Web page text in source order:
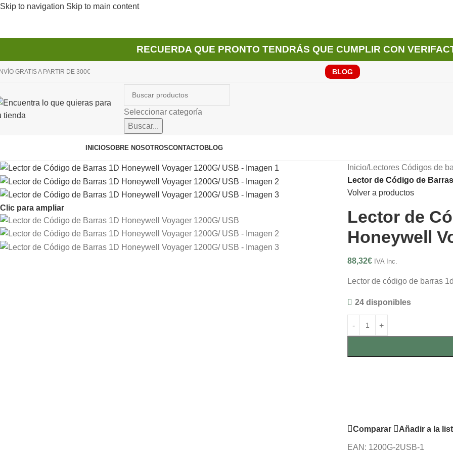
Skip to navigation Skip to main content
RECUERDA QUE PRONTO TENDRÁS QUE CUMPLIR CON
GRATIS A PARTIR DE 300€ BLOG
Seleccionar categoría
Buscar...
INICIOSOBRE NOSOTROSCONTACTOBLOG
Clic para ampliar
Inicio/Lectores Códigos de
Lector de Código de
Volver a productos
Lector de
Honeywell
88,32€ IVA Inc.
Lector de código de barras
24 disponibles
Comparar Añadir a la
EAN: 1200G-2USB-1